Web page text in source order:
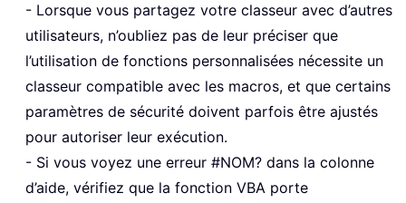
- Lorsque vous partagez votre classeur avec d’autres
utilisateurs, n’oubliez pas de leur préciser que
l’utilisation de fonctions personnalisées nécessite un
classeur compatible avec les macros, et que certains
paramètres de sécurité doivent parfois être ajustés
pour autoriser leur exécution.
- Si vous voyez une erreur #NOM? dans la colonne
d’aide, vérifiez que la fonction VBA porte